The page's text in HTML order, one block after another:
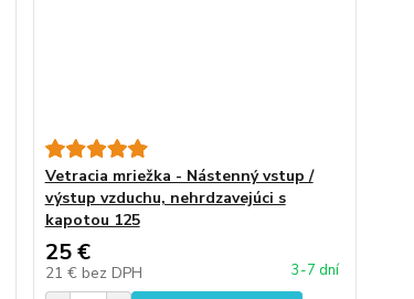
Vetracia mriežka - Nástenný vstup /
výstup vzduchu, nehrdzavejúci s
kapotou 125
25 €
21 € bez DPH 3-7 dní